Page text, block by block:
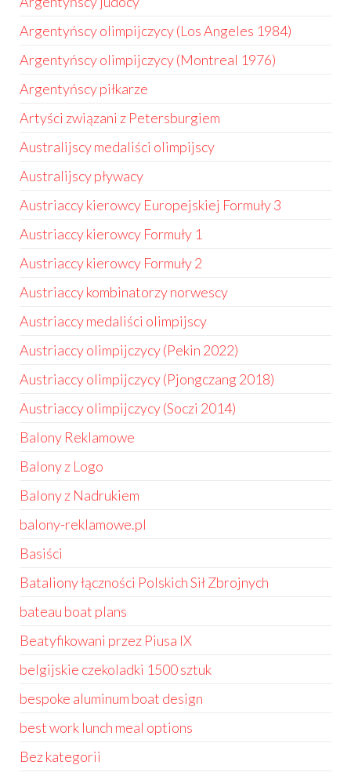
Argentyńscy olimpijczycy (Los Angeles 1984)
Argentyńscy olimpijczycy (Montreal 1976)
Argentyńscy piłkarze
Artyści związani z Petersburgiem
Australijscy medaliści olimpijscy
Australijscy pływacy
Austriaccy kierowcy Europejskiej Formuły 3
Austriaccy kierowcy Formuły 1
Austriaccy kierowcy Formuły 2
Austriaccy kombinatorzy norwescy
Austriaccy medaliści olimpijscy
Austriaccy olimpijczycy (Pekin 2022)
Austriaccy olimpijczycy (Pjongczang 2018)
Austriaccy olimpijczycy (Soczi 2014)
Balony Reklamowe
Balony z Logo
Balony z Nadrukiem
balony-reklamowe.pl
Basiści
Bataliony łączności Polskich Sił Zbrojnych
bateau boat plans
Beatyfikowani przez Piusa IX
belgijskie czekoladki 1500 sztuk
bespoke aluminum boat design
best work lunch meal options
Bez kategorii